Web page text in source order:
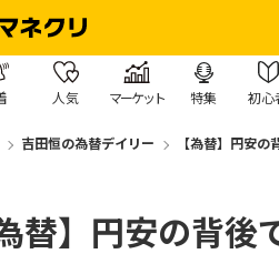
人気 マーケット 特集 初心
吉田恒の為替デイリー 【為替】円安
為替】円安の背